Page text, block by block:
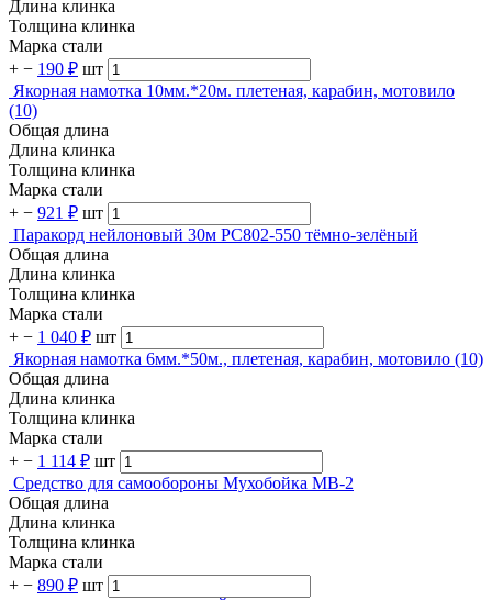
Длина клинка
Толщина клинка
Марка стали
+ − 190 ₽ шт
Якорная намотка 10мм.*20м. плетеная, карабин, мотовило
(10)
Общая длина
Длина клинка
Толщина клинка
Марка стали
+ − 921 ₽ шт
Паракорд нейлоновый 30м PC802-550 тёмно-зелёный
Общая длина
Длина клинка
Толщина клинка
Марка стали
+ − 1 040 ₽ шт
Якорная намотка 6мм.*50м., плетеная, карабин, мотовило (10)
Общая длина
Длина клинка
Толщина клинка
Марка стали
+ − 1 114 ₽ шт
Средство для самообороны Мухобойка MB-2
Общая длина
Длина клинка
Толщина клинка
Марка стали
+ − 890 ₽ шт